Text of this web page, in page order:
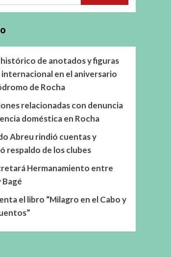
de anotados y figuras
internacional en el aniversario
de Rocha
relacionadas con denuncia
doméstica en Rocha
Abreu rindió cuentas y
respaldo de los clubes
Hermanamiento entre
Bagé
el libro “Milagro en el Cabo y